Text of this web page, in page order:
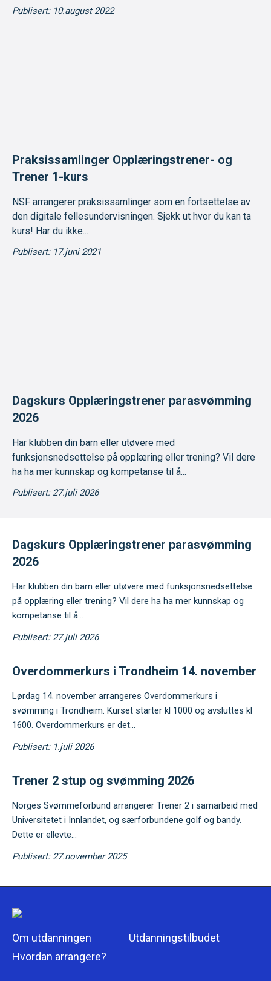
Publisert: 10.august 2022
Praksissamlinger Opplæringstrener- og
Trener 1-kurs
NSF arrangerer praksissamlinger som en fortsettelse av
den digitale fellesundervisningen. Sjekk ut hvor du kan ta
kurs! Har du ikke...
Publisert: 17.juni 2021
Dagskurs Opplæringstrener parasvømming
2026
Har klubben din barn eller utøvere med
funksjonsnedsettelse på opplæring eller trening? Vil dere
ha ha mer kunnskap og kompetanse til å...
Publisert: 27.juli 2026
Dagskurs Opplæringstrener parasvømming
2026
Har klubben din barn eller utøvere med funksjonsnedsettelse
på opplæring eller trening? Vil dere ha ha mer kunnskap og
kompetanse til å...
Publisert: 27.juli 2026
Overdommerkurs i Trondheim 14. november
Lørdag 14. november arrangeres Overdommerkurs i
svømming i Trondheim. Kurset starter kl 1000 og avsluttes kl
1600. Overdommerkurs er det...
Publisert: 1.juli 2026
Trener 2 stup og svømming 2026
Norges Svømmeforbund arrangerer Trener 2 i samarbeid med
Universitetet i Innlandet, og særforbundene golf og bandy.
Dette er ellevte...
Publisert: 27.november 2025
Om utdanningen
Utdanningstilbudet
Hvordan arrangere?